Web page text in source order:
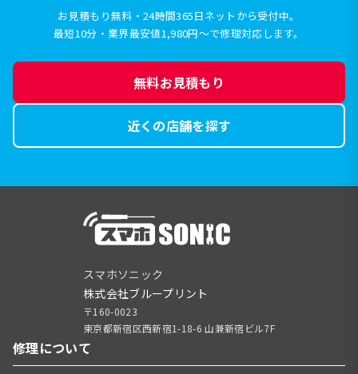
お見積もり無料・24時間365日ネットから受付中。
最短10分・業界最安値1,980円〜で修理対応します。
無料お見積もり
近くの店舗を探す
スマホソニック
株式会社ブループリント
〒160-0023
東京都新宿区西新宿1-18-6 山兼新宿ビル7F
修理について